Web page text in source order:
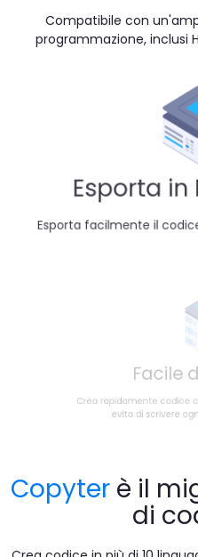
Compatibile con
programmazione, inclusi
Esporta in
Esporta facilmente il
Facile
Crea rapidamente codice
Copyter è il
di